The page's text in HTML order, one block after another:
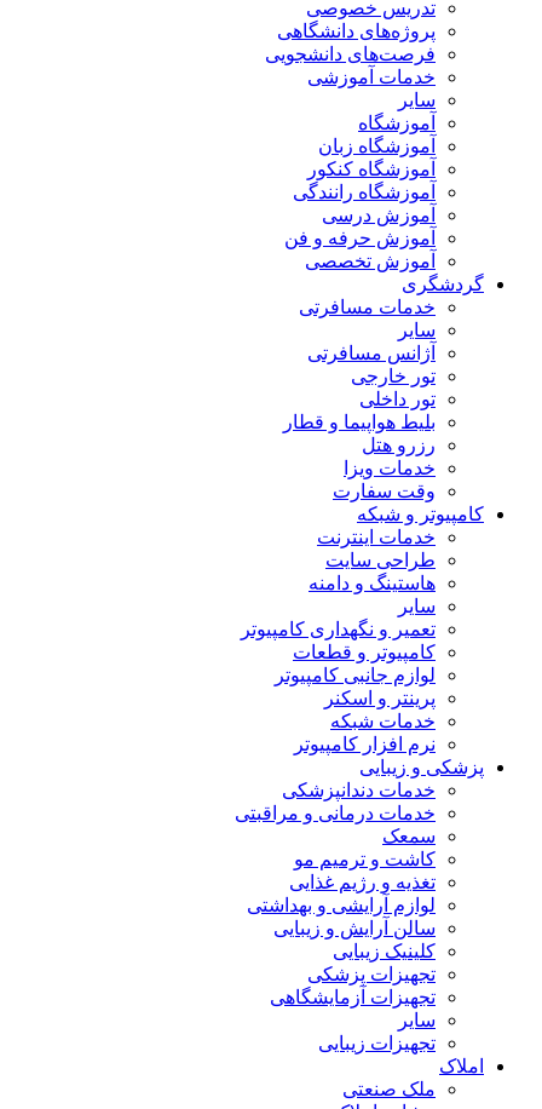
تدریس خصوصی
پروژه‌های دانشگاهی
فرصت‌های دانشجویی
خدمات آموزشی
سایر
آموزشگاه
آموزشگاه زبان
آموزشگاه کنکور
آموزشگاه رانندگی
آموزش درسی
آموزش حرفه و فن
آموزش تخصصی
گردشگری
خدمات مسافرتی
سایر
آژانس مسافرتی
تور خارجی
تور داخلی
بلیط هواپیما و قطار
رزرو هتل
خدمات ویزا
وقت سفارت
کامپیوتر و شبکه
خدمات اینترنت
طراحی سایت
هاستینگ و دامنه
سایر
تعمیر و نگهداری کامپیوتر
کامپیوتر و قطعات
لوازم جانبی کامپیوتر
پرینتر و اسکنر
خدمات شبکه
نرم افزار کامپیوتر
پزشکی و زیبایی
خدمات دندانپزشکی
خدمات درمانی و مراقبتی
سمعک
کاشت و ترمیم مو
تغذیه و رژیم غذایی
لوازم آرایشی و بهداشتی
سالن آرایش و زیبایی
کلینیک زیبایی
تجهیزات پزشکی
تجهیزات آزمایشگاهی
سایر
تجهیزات زیبایی
املاک
ملک صنعتی